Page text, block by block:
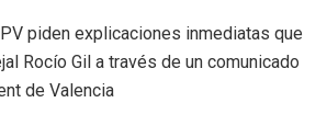
piden explicaciones inmediatas que
Rocío Gil a través de un comunicado
de Valencia